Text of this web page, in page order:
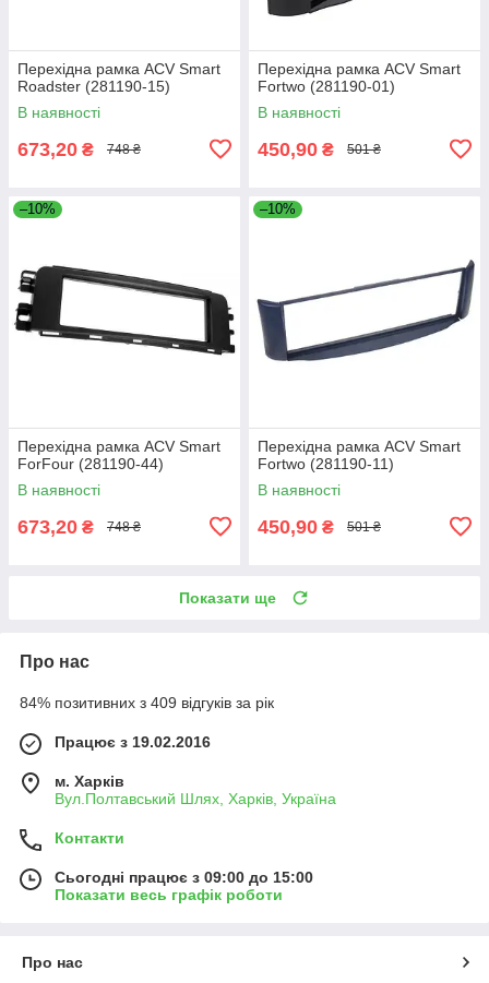
Перехідна рамка ACV Smart
Roadster (281190-15)
В наявності
673,20 ₴ 748 ₴
Перехідна рамка ACV Smart
Fortwo (281190-01)
В наявності
450,90 ₴ 501 ₴
–10%
Перехідна рамка ACV Smart
ForFour (281190-44)
В наявності
673,20 ₴ 748 ₴
–10%
Перехідна рамка ACV Smart
Fortwo (281190-11)
В наявності
450,90 ₴ 501 ₴
Показати ще
Про нас
84% позитивних з 409 відгуків за рік
Працює з 19.02.2016
м. Харків
Вул.Полтавський Шлях, Харків, Україна
Контакти
Сьогодні працює з 09:00 до 15:00
Показати весь графік роботи
Про нас